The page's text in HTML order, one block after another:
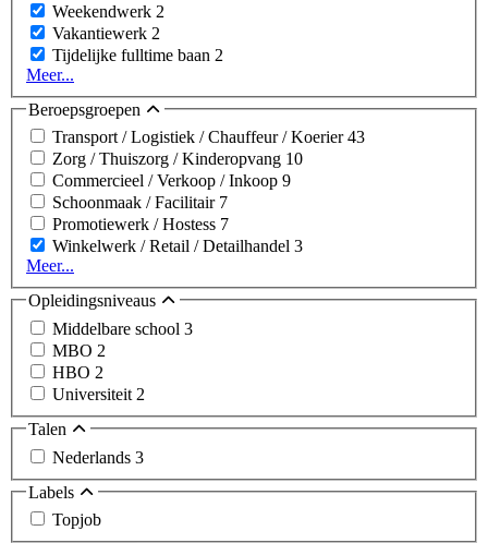
Weekendwerk 2
Vakantiewerk 2
Tijdelijke fulltime baan 2
Meer...
Beroepsgroepen
Transport / Logistiek / Chauffeur / Koerier43
Zorg / Thuiszorg / Kinderopvang 10
Commercieel / Verkoop / Inkoop 9
Schoonmaak / Facilitair 7
Promotiewerk / Hostess 7
Winkelwerk / Retail / Detailhandel 3
Meer...
Opleidingsniveaus
Middelbare school 3
MBO 2
HBO 2
Universiteit 2
Talen
Nederlands 3
Labels
Topjob